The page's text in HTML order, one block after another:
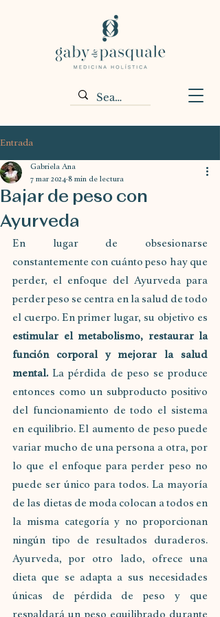
Entrada
Bajar de peso con
Ayurveda
Gabriela Ana
7 mar 2024 8 min de lectura
En lugar de obsesionarse
constantemente con cuánto peso hay que
perder, el enfoque del Ayurveda para
perder peso se centra en la salud de todo
estimular el metabolismo, restaurar la
función corporal y mejorar la salud
mental. La pérdida de peso se produce
entonces como un subproducto positivo
del funcionamiento de todo el sistema
en equilibrio. El aumento de peso puede
variar mucho de una persona a otra, por
lo que el enfoque para perder peso no
puede ser único para todos. La mayoría
de las dietas de moda colocan a todos en
la misma categoría y no proporcionan
ningún tipo de resultados duraderos.
Ayurveda, por otro lado, ofrece una
dieta que se adapta a sus necesidades
únicas de pérdida de peso y que
respaldará un peso equilibrado durante